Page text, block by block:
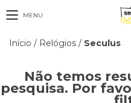
MENU
Início / Relógios / Seculus
Não temos
pesquisa. Por